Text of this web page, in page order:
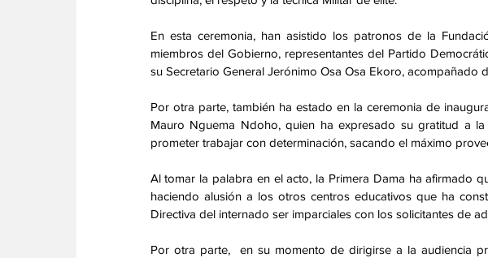
En esta ceremonia, han asistido los patronos de la
miembros del Gobierno, representantes del Partido
su Secretario General Jerónimo Osa Osa Ekoro, acompañado
Por otra parte, también ha estado en la ceremonia de
Mauro Nguema Ndoho, quien ha expresado su gratitud a
prometer trabajar con determinación, sacando el máximo
Al tomar la palabra en el acto, la Primera Dama ha afirmado
haciendo alusión a los otros centros educativos que ha
Directiva del internado ser imparciales con los solicitantes de
Por otra parte,  en su momento de dirigirse a la audiencia